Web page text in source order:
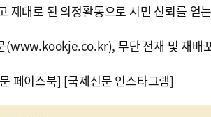
제대로 된 의정활동으로 시민 신뢰를 얻
무단 전재 및 재배
페이스북] [국제신문 인스타그램]